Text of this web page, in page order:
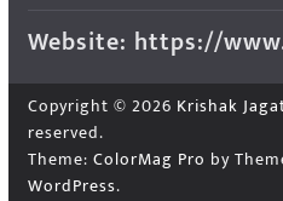
Website: https://
Copyright © 2026 Krishak
reserved.
Theme: ColorMag Pro by
WordPress.